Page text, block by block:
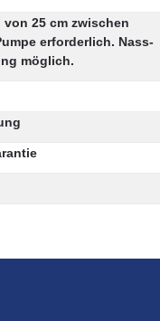
25 cm zwischen
erforderlich. Nass-
möglich.